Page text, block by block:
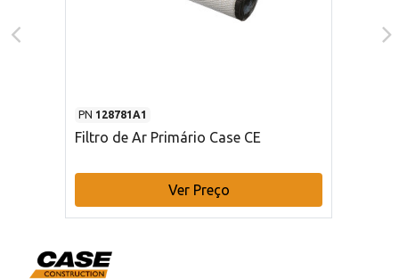
PN 128781A1
Filtro de Ar Primário Case CE
Ver Preço